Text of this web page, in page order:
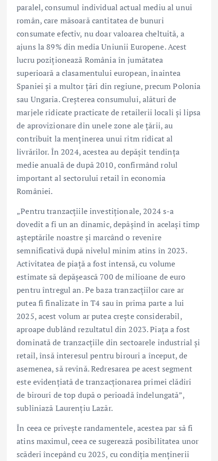
paralel, consumul individual actual mediu al unui
român, care măsoară cantitatea de bunuri
consumate efectiv, nu doar valoarea cheltuită, a
ajuns la 89% din media Uniunii Europene. Acest
lucru poziționează România în jumătatea
superioară a clasamentului european, înaintea
Spaniei și a multor țări din regiune, precum Polonia
sau Ungaria. Creșterea consumului, alături de
marjele ridicate practicate de retailerii locali și lipsa
de aprovizionare din unele zone ale țării, au
contribuit la menținerea unui ritm ridicat al
livrărilor. În 2024, acestea au depășit tendința
medie anuală de după 2010, confirmând rolul
important al sectorului retail în economia
României.
„Pentru tranzacțiile investiționale, 2024 s-a
dovedit a fi un an dinamic, depășind în același timp
așteptările noastre și marcând o revenire
semnificativă după nivelul minim atins în 2023.
Activitatea de piață a fost intensă, cu volume
estimate să depășească 700 de milioane de euro
pentru întregul an. Pe baza tranzacțiilor care ar
putea fi finalizate în T4 sau în prima parte a lui
2025, acest volum ar putea crește considerabil,
aproape dublând rezultatul din 2023. Piața a fost
dominată de tranzacțiile din sectoarele industrial și
retail, însă interesul pentru birouri a început, de
asemenea, să revină. Redresarea pe acest segment
este evidențiată de tranzacționarea primei clădiri
de birouri de top după o perioadă îndelungată”,
subliniază Laurențiu Lazăr.
În ceea ce privește randamentele, acestea par să fi
atins maximul, ceea ce sugerează posibilitatea unor
scăderi începând cu 2025, cu condiția menținerii